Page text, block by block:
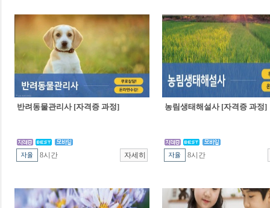
반려동물관리사 [자격증 과정]
8시간
농림생태해설사 [자격증 과정]
8시간